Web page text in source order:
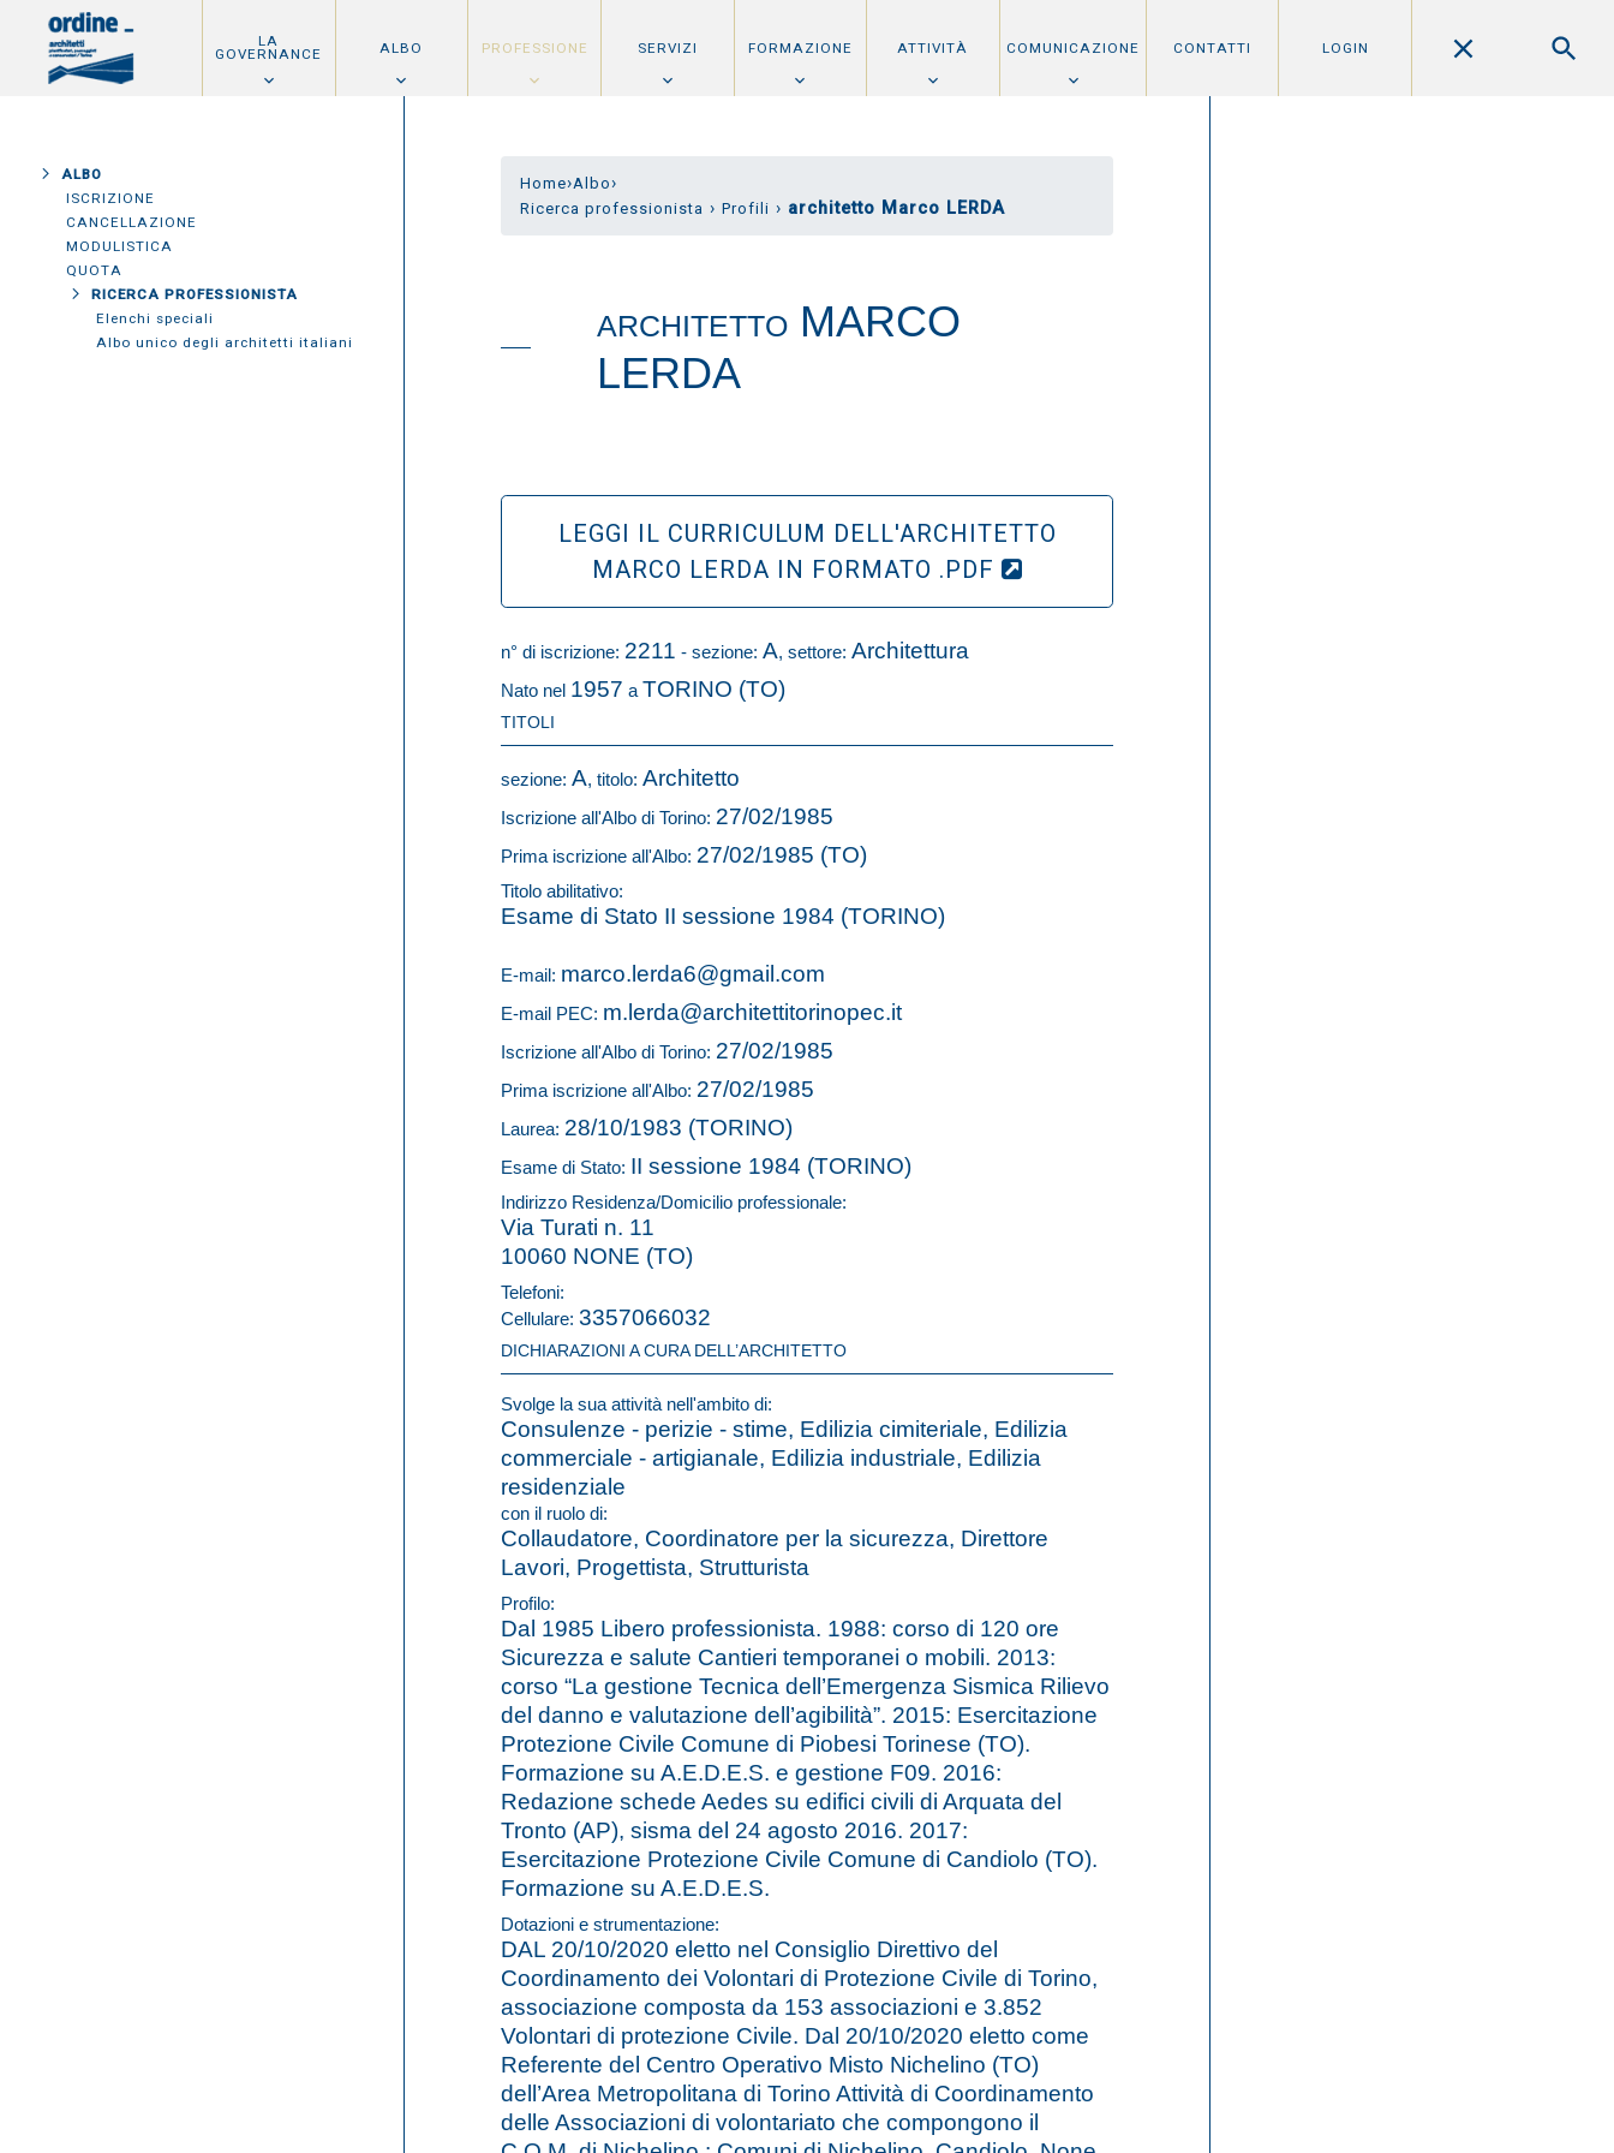
LA
GOVERNANCE ALBO PROFESSIONE SERVIZI FORMAZIONE ATTIVITÀ COMUNICAZIONE CONTATTI LOGIN
ALBO
ISCRIZIONE
CANCELLAZIONE
MODULISTICA
QUOTA
RICERCA PROFESSIONISTA
Elenchi speciali
Albo unico degli architetti italiani
Home›Albo›
Ricerca professionista › Profili › architetto Marco LERDA
ARCHITETTO MARCO
LERDA
LEGGI IL CURRICULUM DELL'ARCHITETTO
MARCO LERDA IN FORMATO .PDF
n° di iscrizione: 2211 - sezione: A, settore: Architettura
Nato nel 1957 a TORINO (TO)
TITOLI
sezione: A, titolo: Architetto
Iscrizione all'Albo di Torino: 27/02/1985
Prima iscrizione all'Albo: 27/02/1985 (TO)
Titolo abilitativo:
Esame di Stato II sessione 1984 (TORINO)
E-mail: marco.lerda6@gmail.com
E-mail PEC: m.lerda@architettitorinopec.it
Iscrizione all'Albo di Torino: 27/02/1985
Prima iscrizione all'Albo: 27/02/1985
Laurea: 28/10/1983 (TORINO)
Esame di Stato: II sessione 1984 (TORINO)
Indirizzo Residenza/Domicilio professionale:
Via Turati n. 11
10060 NONE (TO)
Telefoni:
Cellulare: 3357066032
DICHIARAZIONI A CURA DELL’ARCHITETTO
Svolge la sua attività nell'ambito di:
Consulenze - perizie - stime, Edilizia cimiteriale, Edilizia
commerciale - artigianale, Edilizia industriale, Edilizia
residenziale
con il ruolo di:
Collaudatore, Coordinatore per la sicurezza, Direttore
Lavori, Progettista, Strutturista
Profilo:
Dal 1985 Libero professionista. 1988: corso di 120 ore
Sicurezza e salute Cantieri temporanei o mobili. 2013:
corso “La gestione Tecnica dell’Emergenza Sismica Rilievo
del danno e valutazione dell’agibilità”. 2015: Esercitazione
Protezione Civile Comune di Piobesi Torinese (TO).
Formazione su A.E.D.E.S. e gestione F09. 2016:
Redazione schede Aedes su edifici civili di Arquata del
Tronto (AP), sisma del 24 agosto 2016. 2017:
Esercitazione Protezione Civile Comune di Candiolo (TO).
Formazione su A.E.D.E.S.
Dotazioni e strumentazione:
DAL 20/10/2020 eletto nel Consiglio Direttivo del
Coordinamento dei Volontari di Protezione Civile di Torino,
associazione composta da 153 associazioni e 3.852
Volontari di protezione Civile. Dal 20/10/2020 eletto come
Referente del Centro Operativo Misto Nichelino (TO)
dell’Area Metropolitana di Torino Attività di Coordinamento
delle Associazioni di volontariato che compongono il